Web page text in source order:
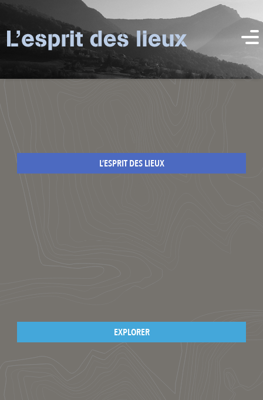
L’ESPRIT DES LIEUX
EXPLORER